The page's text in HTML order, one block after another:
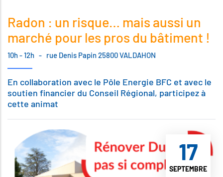
Radon : un risque… mais aussi un
marché pour les pros du bâtiment !
10h - 12h - rue Denis Papin 25800 VALDAHON
En collaboration avec le Pôle Energie BFC et avec le
soutien financier du Conseil Régional, participez à
cette animat
17
SEPTEMBRE